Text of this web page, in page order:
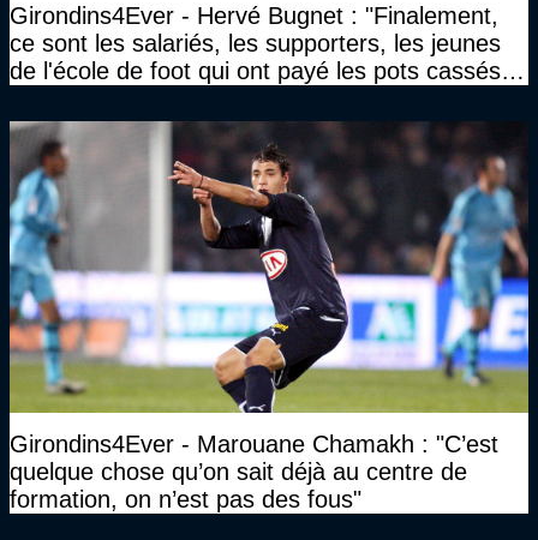
Girondins4Ever - Hervé Bugnet : "Finalement,
ce sont les salariés, les supporters, les jeunes
de l'école de foot qui ont payé les pots cassés
Girondins4Ever - Marouane Chamakh : "C’est
quelque chose qu’on sait déjà au centre de
formation, on n’est pas des fous"